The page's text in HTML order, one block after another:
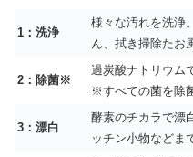
1：洗浄
様々な汚れを洗浄
ん、拭き掃除たお
2：除菌※
過炭酸ナトリウム
※すべての菌を除
3：漂白
酵素のチカラで漂
ッチン小物などま